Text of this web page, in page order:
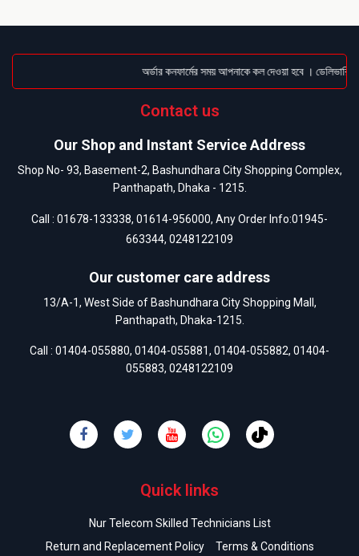
অর্ডার কনফার্মের সময় আপনাকে কল দেওয়া হবে ।
Contact us
Our Shop and Instant Service Address
Shop No- 93, Basement-2, Bashundhara City Shopping Complex,
Panthapath, Dhaka - 1215.
Call : 01678-133338, 01614-956000, Any Order Info:01945-
663344, 0248122109
Our customer care address
13/A-1, West Side of Bashundhara City Shopping Mall,
Panthapath, Dhaka-1215.
Call : 01404-055880, 01404-055881, 01404-055882, 01404-
055883, 0248122109
Quick links
Nur Telecom Skilled Technicians List
Return and Replacement Policy
Terms & Conditions